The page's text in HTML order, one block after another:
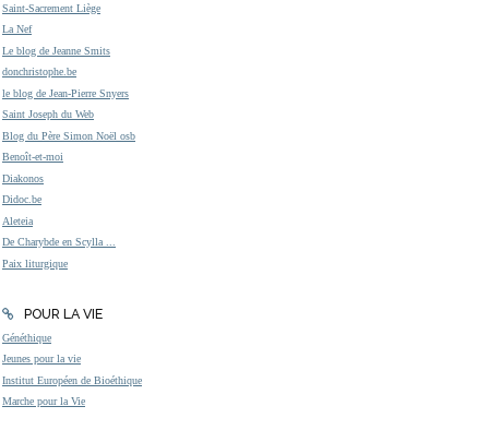
Saint-Sacrement Liège
La Nef
Le blog de Jeanne Smits
donchristophe.be
le blog de Jean-Pierre Snyers
Saint Joseph du Web
Blog du Père Simon Noël osb
Benoît-et-moi
Diakonos
Didoc.be
Aleteia
De Charybde en Scylla ...
Paix liturgique
POUR LA VIE
Généthique
Jeunes pour la vie
Institut Européen de Bioéthique
Marche pour la Vie